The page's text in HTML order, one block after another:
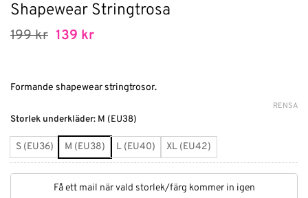
Shapewear Stringtrosa
199kr Det
199 kr.
139 krDet
139 kr.
Formande shapewear stringtrosor.
Storlek underkläder: M (EU38)
S (EU36) M (EU38) L (EU40) XL (EU42)
RENSA
Få ett mail när vald storlek/färg kommer in igen
Alternative: